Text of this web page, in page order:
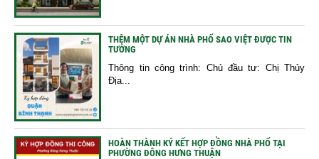
THÊM MỘT DỰ ÁN NHÀ PHỐ SAO VIỆT ĐƯỢC TIN
TƯỞNG
Thông tin công trình: Chủ đầu tư: Chị Thủy
Địa...
HOÀN THÀNH KÝ KẾT HỢP ĐỒNG NHÀ PHỐ TẠI
PHƯỜNG ĐÔNG HƯNG THUẬN